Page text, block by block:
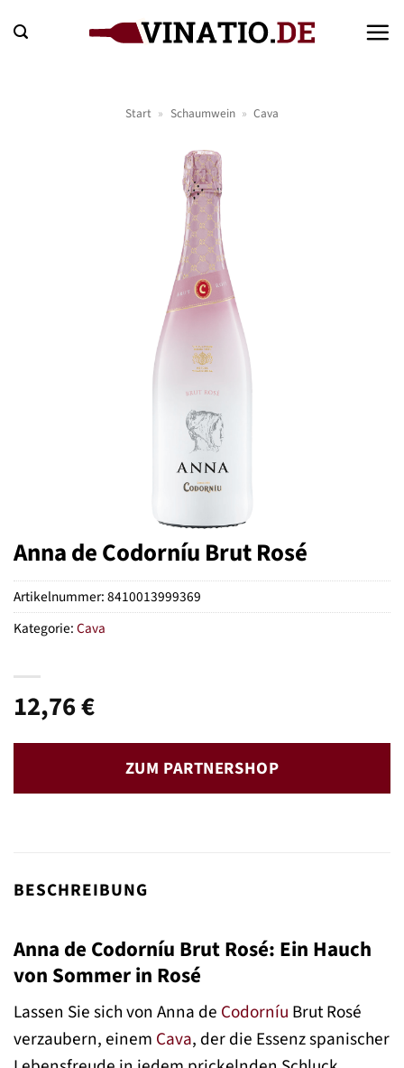
Inhalt
Start » Schaumwein » Cava
Anna de Codorníu Brut Rosé
12,76€
ZUM PARTNERSHOP
Artikelnummer:8410013999369
Kategorie:Cava
BESCHREIBUNG
Anna de Codorníu Brut Rosé: Ein Hauch
von Sommer in Rosé
Lassen Sie sich von Anna de Codorníu Brut Rosé
verzaubern, einem Cava, der die Essenz spanischer